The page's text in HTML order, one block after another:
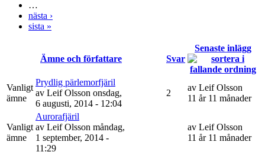
…
nästa ›
sista »
Ämne och författare Svar
Senaste inlägg
Vanligt
ämne
Prydlig pärlemorfjäril
av Leif Olsson onsdag,
6 augusti, 2014 - 12:04
2
av Leif Olsson
11 år 11 månader
Vanligt
ämne
Aurorafjäril
av Leif Olsson måndag,
1 september, 2014 -
11:29
av Leif Olsson
11 år 11 månader